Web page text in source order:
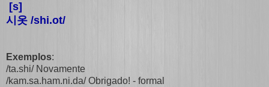
[s]
시옷 /shi.ot/
Exemplos:
/ta.shi/ Novamente
/kam.sa.ham.ni.da/ Obrigado! - formal